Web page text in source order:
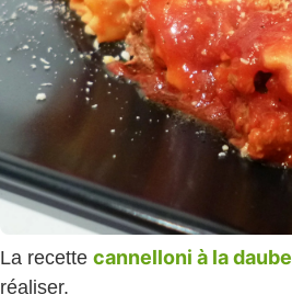
La recette cannelloni à la daube
réaliser.